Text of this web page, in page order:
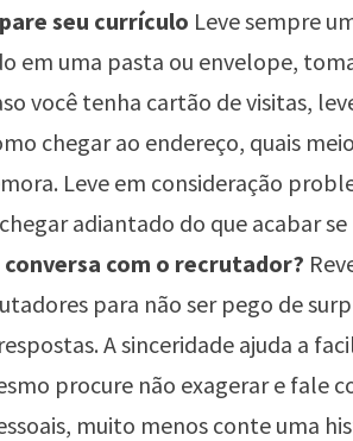
seu currículo Leve sempre
em uma pasta ou envelope,
você tenha cartão de visitas,
chegar ao endereço, quais
Leve em consideração
adiantado do que acabar se
com o recrutador?
para não ser pego de
A sinceridade ajuda a
procure não exagerar e fale
muito menos conte uma